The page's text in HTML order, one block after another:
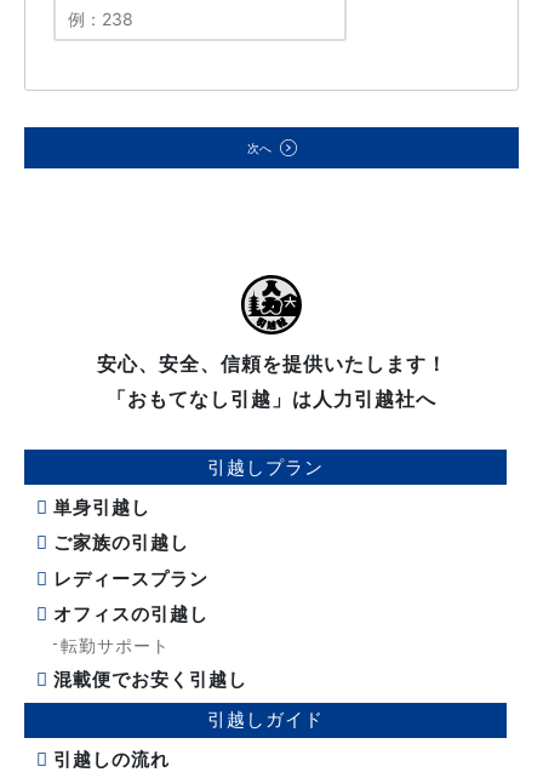
次へ
安心、安全、信頼を提供いたします！
「おもてなし引越」は人力引越社へ
引越しプラン
単身引越し
ご家族の引越し
レディースプラン
オフィスの引越し
転勤サポート
混載便でお安く引越し
引越しガイド
引越しの流れ